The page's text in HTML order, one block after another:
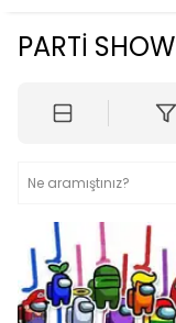
PARTİ SHOW